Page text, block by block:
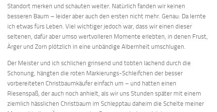
Standort merken und schauten weiter. Natürlich fanden wir keinen
besseren Baum – leider aber auch den ersten nicht mehr. Genau: Da lernte
ich etwas fürs Leben. Viel wichtiger jedoch war, dass wir einen dieser
seltenen, dafür aber umso wertvolleren Momente erlebten, in denen Frust,
Ärger und Zorn plötzlich in eine unbändige Albernheit umschlugen.
Der Meister und ich schlichen grinsend und tobten lachend durch die
Schonung, hängten die roten Markierungs-Schleifchen der besser
vorbereiteten Christbaumkäufer einfach um – und hatten einen
Riesenspaß, der auch noch anhielt, als wir uns Stunden später mit einem
ziemlich hässlichen Christbaum im Schlepptau daheim die Schelte meiner